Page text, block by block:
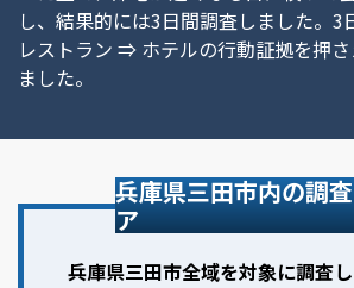
し、結果的には3日間調査しました。3
レストラン ⇒ ホテルの行動証拠を押
ました。
兵庫県三田市内の調
ア
兵庫県三田市全域を対象に調査し